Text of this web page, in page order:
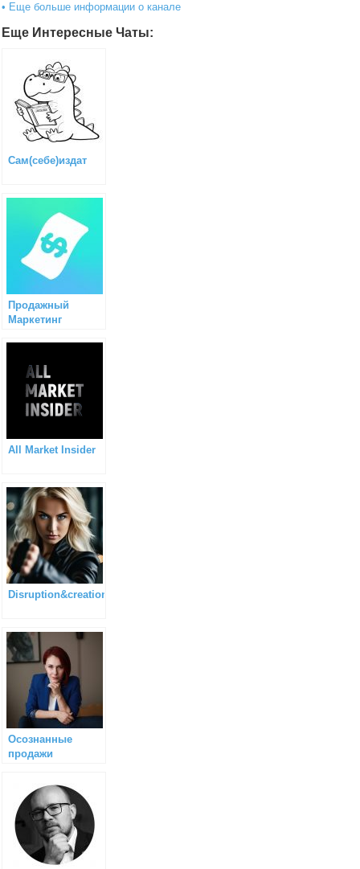
• Еще больше информации о канале
Еще Интересные Чаты:
Сам(себе)издат
Продажный
Маркетинг
All Market Insider
Disruption&creation
Осознанные
продажи